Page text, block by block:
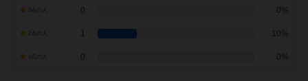
0 0%
1 10%
0 0%